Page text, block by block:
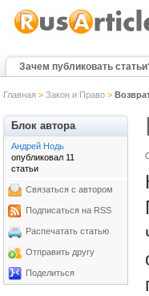
Зачем публиковать
Главная > Закон и Право>
Блок автора
Андрей Нодь
опубликовал 11
статьи
Связаться с автором
Подписаться на RSS
Распечатать статью
Отправить другу
Поделиться